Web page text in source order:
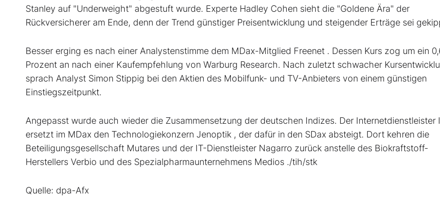
Stanley auf "Underweight" abgestuft wurde. Experte Hadley Cohen sieht die "Goldene Ära" der
Rückversicherer am Ende, denn der Trend günstiger Preisentwicklung und steigender Erträge sei
Besser erging es nach einer Analystenstimme dem MDax-Mitglied Freenet . Dessen Kurs zog um ein
Prozent an nach einer Kaufempfehlung von Warburg Research. Nach zuletzt schwacher
sprach Analyst Simon Stippig bei den Aktien des Mobilfunk- und TV-Anbieters von einem günstigen
Einstiegszeitpunkt.
Angepasst wurde auch wieder die Zusammensetzung der deutschen Indizes. Der Internetdienstleister
ersetzt im MDax den Technologiekonzern Jenoptik , der dafür in den SDax absteigt. Dort kehren die
Beteiligungsgesellschaft Mutares und der IT-Dienstleister Nagarro zurück anstelle des Biokraftstoff-
Herstellers Verbio und des Spezialpharmaunternehmens Medios ./tih/stk
Quelle: dpa-Afx